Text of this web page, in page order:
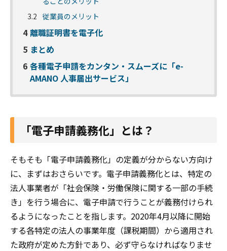
3.2 従業員のメリット
4 離職証明書を電子化
5 まとめ
6 各種電子申請をカンタン・スムーズに「e-
AMANO 人事届出サービス」
「電子申請義務化」とは？
そもそも「電子申請義務化」の定義が分からない方向け
に、まずはおさらいです。電子申請義務化とは、特定の
法人事業者が「社会保険・労働保険に関する一部の手続
き」を行う場合に、電子申請で行うことが義務付けられ
るようになったことを指します。2020年4月以降に開始
する各特定の法人の事業年度（課税期間）から適用され
た政府が定めた方針であり、必ず守らなければなりませ